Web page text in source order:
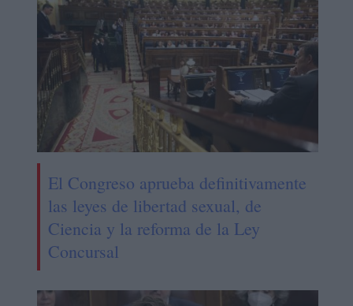
El Congreso aprueba definitivamente
las leyes de libertad sexual, de
Ciencia y la reforma de la Ley
Concursal